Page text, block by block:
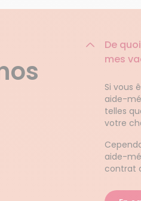
De
mes
Si vous
aide-
telles
votre
aide-
contrat